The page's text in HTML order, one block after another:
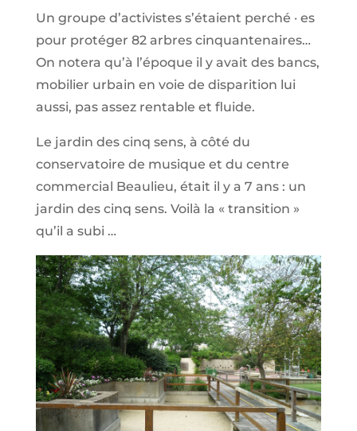
Un groupe d’activistes s’étaient perché · es
pour protéger 82 arbres cinquantenaires…
On notera qu’à l’époque il y avait des bancs,
mobilier urbain en voie de disparition lui
aussi, pas assez rentable et fluide.
Le jardin des cinq sens, à côté du
conservatoire de musique et du centre
commercial Beaulieu, était il y a 7 ans : un
jardin des cinq sens. Voilà la « transition »
qu’il a subi …